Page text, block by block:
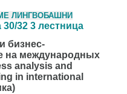
ЛИНГВОБАШНИ
30/32 3 лестница
бизнес-
на международных
analysis and
in international